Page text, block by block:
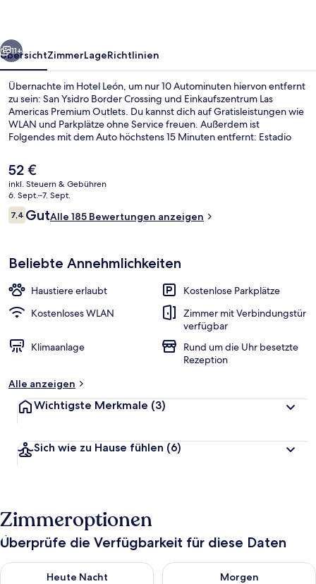
Weiter
11+
ÜbersichtZimmerLageRichtlinien
Übernachte im Hotel León, um nur 10 Autominuten hiervon entfernt
zu sein: San Ysidro Border Crossing und Einkaufszentrum Las
Americas Premium Outlets. Du kannst dich auf Gratisleistungen wie
WLAN und Parkplätze ohne Service freuen. Außerdem ist
Folgendes mit dem Auto höchstens 15 Minuten entfernt: Estadio
Der
aktuelle
Preis
beträgt
52 €.
52 €
inkl. Steuern & Gebühren
6. Sept.–7. Sept.
Bewertungen
7,47,4 von 10.
GutAlle 185 Bewertungen anzeigen
Beliebte Annehmlichkeiten
Haustiere erlaubt
Kostenlose Parkplätze
Kostenloses WLAN
Zimmer mit Verbindungstür
verfügbar
Klimaanlage
Rund um die Uhr besetzte
Rezeption
Alle anzeigen
Wichtigste Merkmale (3)
Sich wie zu Hause fühlen (6)
Zimmeroptionen
Überprüfe die Verfügbarkeit für diese Daten
Heute Nacht
Überprüfe die Verfügbarkeit für heute Nacht, Aug. 8 - Aug. 9.
Morgen
Überprüfe die Verfügbarkeit